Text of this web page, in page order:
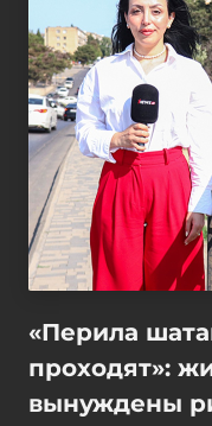
«Перила
проходят»:
вынуждены